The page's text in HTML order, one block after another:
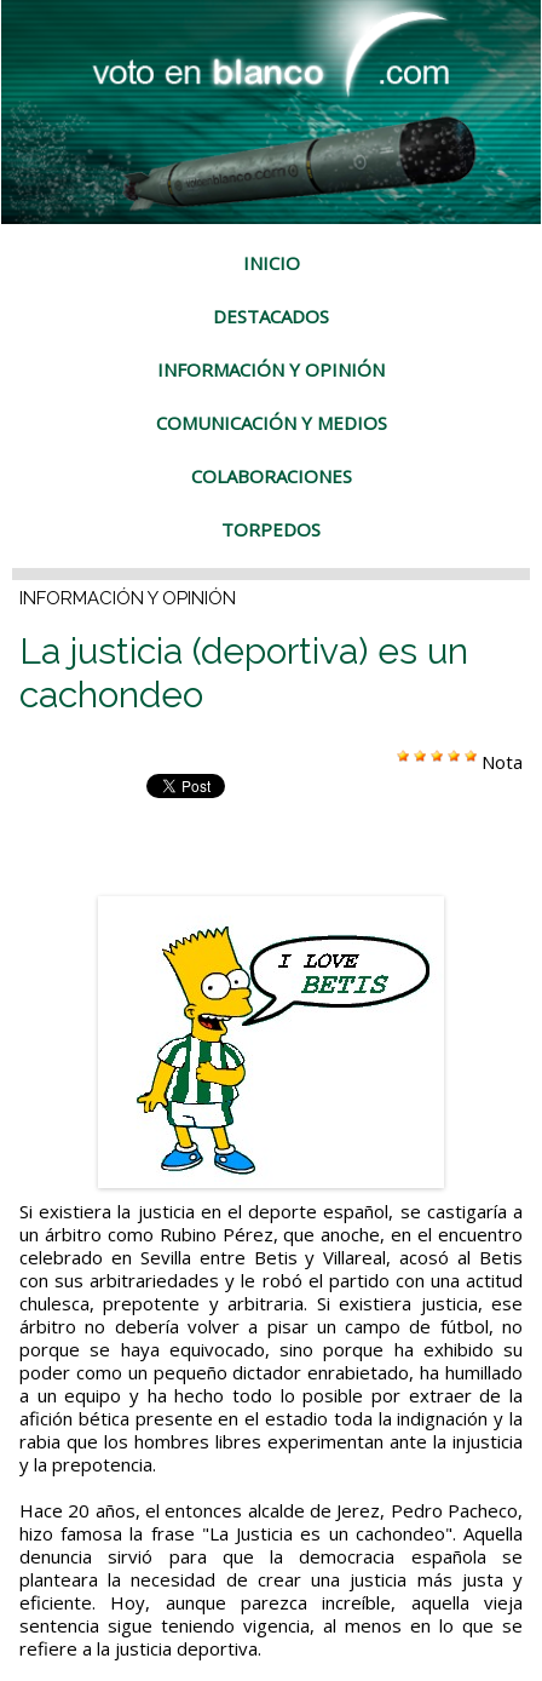
INICIO
DESTACADOS
INFORMACIÓN Y OPINIÓN
COMUNICACIÓN Y MEDIOS
COLABORACIONES
TORPEDOS
INFORMACIÓN Y OPINIÓN
La justicia (deportiva) es un
cachondeo
Nota
Si existiera la justicia en el deporte español, se castigaría a
un árbitro como Rubino Pérez, que anoche, en el encuentro
celebrado en Sevilla entre Betis y Villareal, acosó al Betis
con sus arbitrariedades y le robó el partido con una actitud
chulesca, prepotente y arbitraria. Si existiera justicia, ese
árbitro no debería volver a pisar un campo de fútbol, no
porque se haya equivocado, sino porque ha exhibido su
poder como un pequeño dictador enrabietado, ha humillado
a un equipo y ha hecho todo lo posible por extraer de la
afición bética presente en el estadio toda la indignación y la
rabia que los hombres libres experimentan ante la injusticia
y la prepotencia.
Hace 20 años, el entonces alcalde de Jerez, Pedro Pacheco,
hizo famosa la frase "La Justicia es un cachondeo". Aquella
denuncia sirvió para que la democracia española se
planteara la necesidad de crear una justicia más justa y
eficiente. Hoy, aunque parezca increíble, aquella vieja
sentencia sigue teniendo vigencia, al menos en lo que se
refiere a la justicia deportiva.